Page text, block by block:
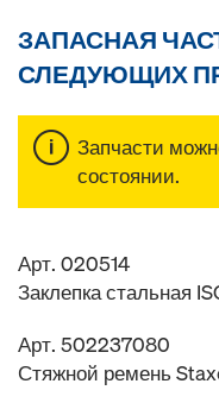
ЗАПАСНАЯ
СЛЕДУЮЩИХ
Запчасти
состоянии.
Арт. 020514
Заклепка стальная
Арт. 502237080
Стяжной ремень